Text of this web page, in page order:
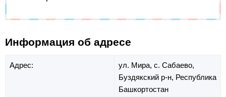
Информация об адресе
Адрес: ул. Мира, с. Сабаево,
Буздякский р-н, Республика
Башкортостан